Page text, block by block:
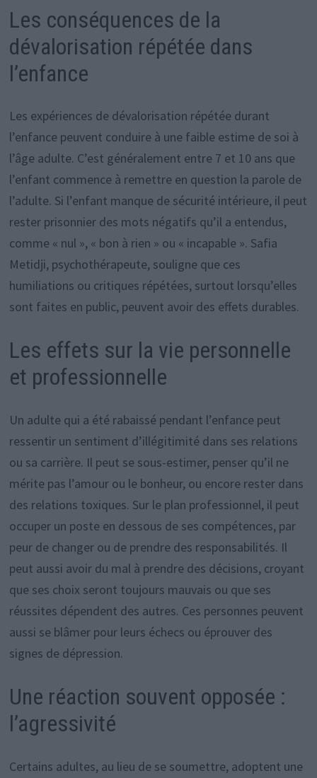
Les conséquences de la
dévalorisation répétée dans
l’enfance
Les expériences de dévalorisation répétée durant
l’enfance peuvent conduire à une faible estime de soi à
l’âge adulte. C’est généralement entre 7 et 10 ans que
l’enfant commence à remettre en question la parole de
l’adulte. Si l’enfant manque de sécurité intérieure, il peut
rester prisonnier des mots négatifs qu’il a entendus,
comme « nul », « bon à rien » ou « incapable ». Safia
Metidji, psychothérapeute, souligne que ces
humiliations ou critiques répétées, surtout lorsqu’elles
sont faites en public, peuvent avoir des effets durables.
Les effets sur la vie personnelle
et professionnelle
Un adulte qui a été rabaissé pendant l’enfance peut
ressentir un sentiment d’illégitimité dans ses relations
ou sa carrière. Il peut se sous-estimer, penser qu’il ne
mérite pas l’amour ou le bonheur, ou encore rester dans
des relations toxiques. Sur le plan professionnel, il peut
occuper un poste en dessous de ses compétences, par
peur de changer ou de prendre des responsabilités. Il
peut aussi avoir du mal à prendre des décisions, croyant
que ses choix seront toujours mauvais ou que ses
réussites dépendent des autres. Ces personnes peuvent
aussi se blâmer pour leurs échecs ou éprouver des
signes de dépression.
Une réaction souvent opposée :
l’agressivité
Certains adultes, au lieu de se soumettre, adoptent une